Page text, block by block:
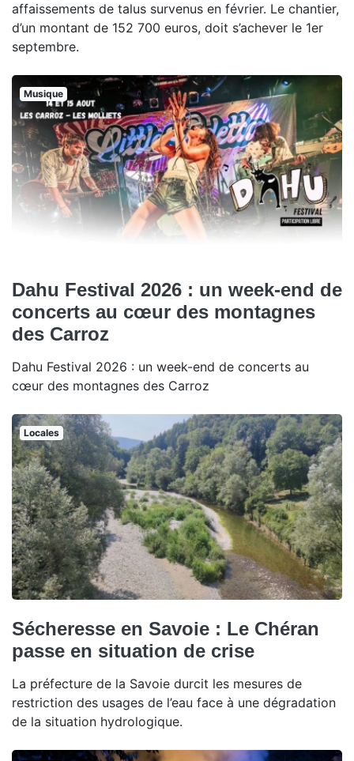
affaissements de talus survenus en février. Le chantier,
d’un montant de 152 700 euros, doit s’achever le 1er
septembre.
Musique
Dahu Festival 2026 : un week-end de
concerts au cœur des montagnes
des Carroz
Dahu Festival 2026 : un week-end de concerts au
cœur des montagnes des Carroz
Locales
Sécheresse en Savoie : Le Chéran
passe en situation de crise
La préfecture de la Savoie durcit les mesures de
restriction des usages de l’eau face à une dégradation
de la situation hydrologique.